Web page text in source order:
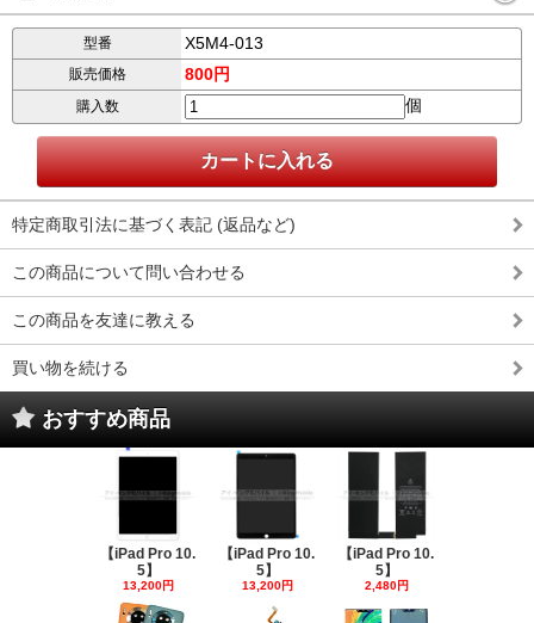
型番 X5M4-013
販売価格 800円
購入数 個
特定商取引法に基づく表記 (返品など)
この商品について問い合わせる
この商品を友達に教える
買い物を続ける
おすすめ商品
【iPad Pro 10.
5】
13,200円
【iPad Pro 10.
5】
13,200円
【iPad Pro 10.
5】
2,480円